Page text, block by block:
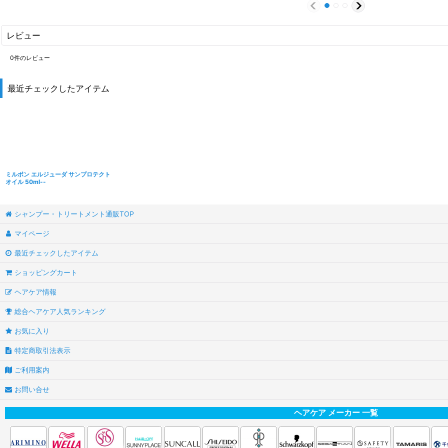
レビュー
0件のレビュー
最近チェックしたアイテム
ミルボン エルジューダ サンプロテクト
オイル 50ml--
シャンプー・トリートメント通販TOP
マイページ
最近チェックしたアイテム
ショッピングカート
ヘアケア情報
総合ヘアケア人気ランキング
お気に入り
特定商取引法表示
ご利用案内
お問い合せ
ヘアケア メーカー 一覧